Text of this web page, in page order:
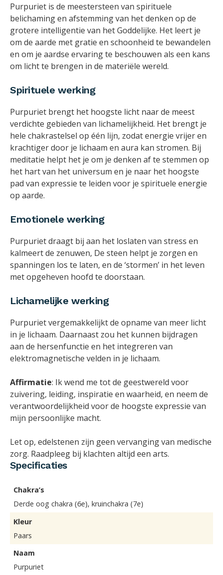
Purpuriet is de meestersteen van spirituele
belichaming en afstemming van het denken op de
grotere intelligentie van het Goddelijke. Het leert je
om de aarde met gratie en schoonheid te bewandelen
en om je aardse ervaring te beschouwen als een kans
om licht te brengen in de materiële wereld.
Spirituele werking
Purpuriet brengt het hoogste licht naar de meest
verdichte gebieden van lichamelijkheid. Het brengt je
hele chakrastelsel op één lijn, zodat energie vrijer en
krachtiger door je lichaam en aura kan stromen. Bij
meditatie helpt het je om je denken af te stemmen op
het hart van het universum en je naar het hoogste
pad van expressie te leiden voor je spirituele energie
op aarde.
Emotionele werking
Purpuriet draagt bij aan het loslaten van stress en
kalmeert de zenuwen, De steen helpt je zorgen en
spanningen los te laten, en de ‘stormen’ in het leven
met opgeheven hoofd te doorstaan.
Lichamelijke werking
Purpuriet vergemakkelijkt de opname van meer licht
in je lichaam. Daarnaast zou het kunnen bijdragen
aan de hersenfunctie en het integreren van
elektromagnetische velden in je lichaam.
Affirmatie: Ik wend me tot de geestwereld voor
zuivering, leiding, inspiratie en waarheid, en neem de
verantwoordelijkheid voor de hoogste expressie van
mijn persoonlijke macht.
Let op, edelstenen zijn geen vervanging van medische
zorg. Raadpleeg bij klachten altijd een arts.
Specificaties
Chakra’s
Derde oog chakra (6e), kruinchakra (7e)
Kleur
Paars
Naam
Purpuriet